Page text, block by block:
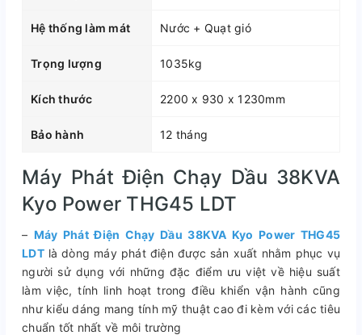
Hệ thống làm mát Nước + Quạt gió
Trọng lượng 1035kg
Kích thước 2200 x 930 x 1230mm
Bảo hành 12 tháng
Máy Phát Điện Chạy Dầu 38KVA
Kyo Power THG45 LDT
– Máy Phát Điện Chạy Dầu 38KVA Kyo Power THG45
LDTlà dòng máy phát điện được sản xuất nhằm phục vụ
người sử dụng với những đặc điểm ưu việt về hiệu suất
làm việc, tính linh hoạt trong điều khiển vận hành cũng
như kiểu dáng mang tính mỹ thuật cao đi kèm với các tiêu
chuẩn tốt nhất về môi trường